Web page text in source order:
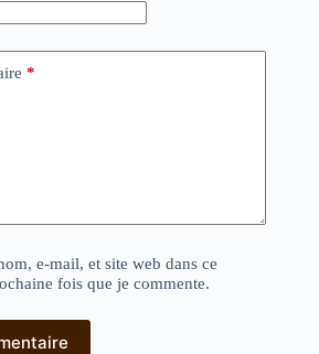
*
e-mail, et site web dans ce
fois que je commente.